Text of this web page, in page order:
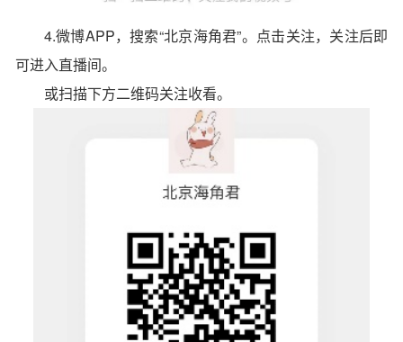
4.微博APP，搜索“北京海角君”。点击关注，关注后即
可进入直播间。
或扫描下方二维码关注收看。